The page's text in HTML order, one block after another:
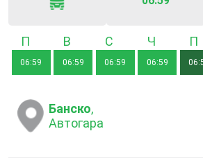
Понеделник
06:59
Вторник
06:59 06:59 06:59
Банско,
Автогара